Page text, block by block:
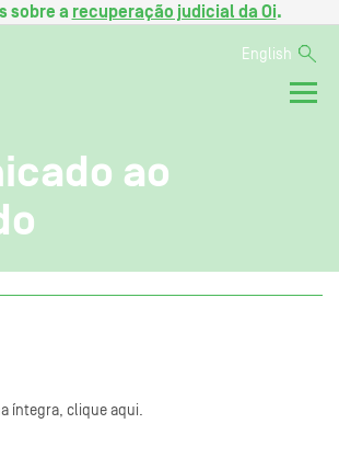
sobre a recuperação judicial da Oi.
English
ao
íntegra, clique aqui.